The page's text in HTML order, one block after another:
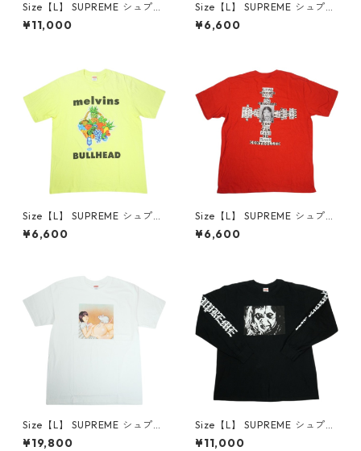
Size【L】 SUPREME シュプリ
ーム 21FW No Thanks S/S To
p White Tシャツ 白 【中古品-
¥11,000
Size【L】 SUPREME シュプリ
ーム 15AW Merry Christmas
Tee Black Tシャツ 黒 【中古
¥6,600
Size【L】 SUPREME シュプリ
ーム 24SS Melvins Bullhead
Tee Fluorescent Yellow Tシ
¥6,600
Size【L】 SUPREME シュプリ
ーム 25FW Dash Snow Tee R
ed Tシャツ 赤 【中古品-良
¥6,600
Size【L】 SUPREME シュプリ
ーム 25SS Mouse Tee White
¥19,800
Size【L】 SUPREME シュプリ
ーム ×The Exorcist 25FW Mo
¥11,000